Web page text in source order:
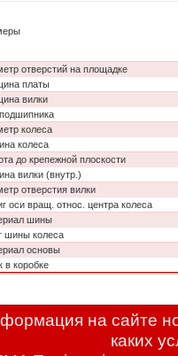
отверстий на площадке
платы
вилки
колеса
колеса
до крепежной плоскости
вилки (внутр.)
отверстия вилки
оси вращ. относ. центра колеса
шины
шины колеса
основы
в коробке
на сайте
каких